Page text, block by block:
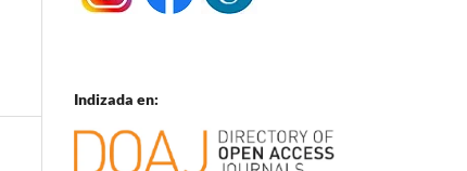
Indizada en: